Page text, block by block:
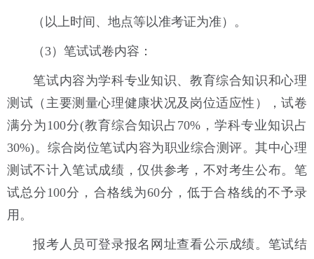
（以上时间、地点等以准考证为准）。
（3）笔试试卷内容：
笔试内容为学科专业知识、教育综合知识和心理
测试（主要测量心理健康状况及岗位适应性），试卷
满分为100分(教育综合知识占70%，学科专业知识占
30%)。综合岗位笔试内容为职业综合测评。其中心理
测试不计入笔试成绩，仅供参考，不对考生公布。笔
试总分100分，合格线为60分，低于合格线的不予录
用。
报考人员可登录报名网址查看公示成绩。笔试结